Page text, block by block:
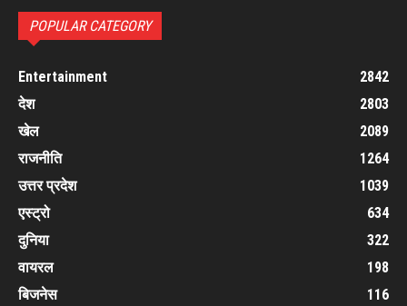
POPULAR CATEGORY
Entertainment
2842
देश
2803
खेल
2089
राजनीति
1264
उत्तर प्रदेश
1039
एस्ट्रो
634
दुनिया
322
वायरल
198
बिजनेस
116